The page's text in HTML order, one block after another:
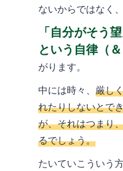
ないからではなく、
「自分がそう
という自律（
がります。
中には時々、 厳し
れたりしないとで
が、それはつまり
るでしょう。
たいていこういう